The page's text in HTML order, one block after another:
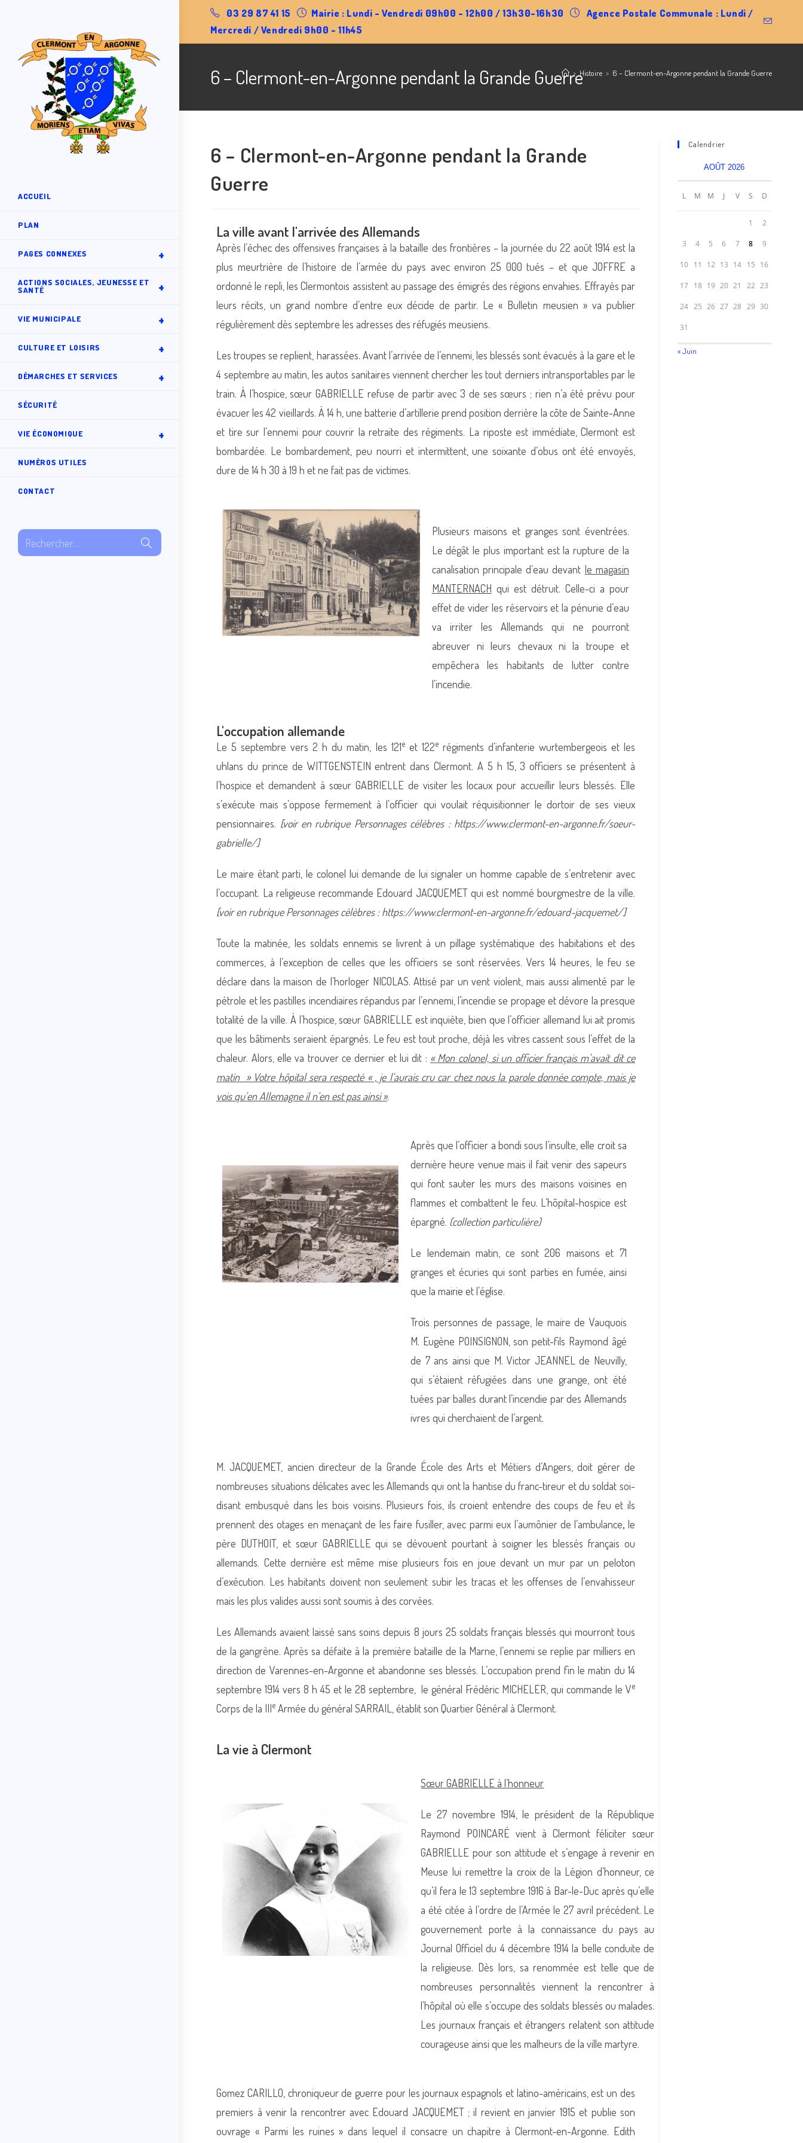
03 29 87 41 15 Mairie : Lundi - Vendredi 09h00 - 12h00 / 13h30-16h30
Agence Postale Communale : Lundi /
Mercredi / Vendredi 9h00 - 11h45
ACCUEIL
PLAN
PAGES CONNEXES
ACTIONS SOCIALES, JEUNESSE ET
SANTÉ
VIE MUNICIPALE
CULTURE ET LOISIRS
DÉMARCHES ET SERVICES
SÉCURITÉ
VIE ÉCONOMIQUE
NUMÉROS UTILES
CONTACT
Rechercher…
6 – Clermont-en-Argonne pendant la Grande Guerre
> Histoire > 6 – Clermont-en-Argonne pendant la Grande Guerre
6 – Clermont-en-Argonne pendant la Grande
Guerre
La ville avant l'arrivée des Allemands
Après l’échec des offensives françaises à la bataille des frontières – la journée du 22 août 1914 est la
plus meurtrière de l’histoire de l’armée du pays avec environ 25 000 tués – et que JOFFRE a
ordonné le repli, les Clermontois assistent au passage des émigrés des régions envahies. Effrayés par
leurs récits, un grand nombre d’entre eux décide de partir. Le « Bulletin meusien » va publier
régulièrement dès septembre les adresses des réfugiés meusiens.
Les troupes se replient, harassées. Avant l’arrivée de l’ennemi, les blessés sont évacués à la gare et le
4 septembre au matin, les autos sanitaires viennent chercher les tout derniers intransportables par le
train. À l’hospice, sœur GABRIELLE refuse de partir avec 3 de ses sœurs ; rien n’a été prévu pour
évacuer les 42 vieillards. À 14 h, une batterie d’artillerie prend position derrière la côte de Sainte-Anne
et tire sur l’ennemi pour couvrir la retraite des régiments. La riposte est immédiate, Clermont est
bombardée. Le bombardement, peu nourri et intermittent, une soixante d’obus ont été envoyés,
dure de 14 h 30 à 19 h et ne fait pas de victimes.
Plusieurs maisons et granges sont éventrées.
Le dégât le plus important est la rupture de la
canalisation principale d’eau devant le magasin
MANTERNACH qui est détruit. Celle-ci a pour
effet de vider les réservoirs et la pénurie d’eau
va irriter les Allemands qui ne pourront
abreuver ni leurs chevaux ni la troupe et
empêchera les habitants de lutter contre
l’incendie.
L'occupation allemande
Le 5 septembre vers 2 h du matin, les 121eet 122erégiments d’infanterie wurtembergeois et les
uhlans du prince de WITTGENSTEIN entrent dans Clermont. A 5 h 15, 3 officiers se présentent à
l’hospice et demandent à sœur GABRIELLE de visiter les locaux pour accueillir leurs blessés. Elle
s’exécute mais s’oppose fermement à l’officier qui voulait réquisitionner le dortoir de ses vieux
pensionnaires. [voir en rubrique Personnages célèbres : https://www.clermont-en-argonne.fr/soeur-
gabrielle/]
Le maire étant parti, le colonel lui demande de lui signaler un homme capable de s’entretenir avec
l’occupant. La religieuse recommande Edouard JACQUEMET qui est nommé bourgmestre de la ville.
[voir en rubrique Personnages célèbres : https://www.clermont-en-argonne.fr/edouard-jacquemet/]
Toute la matinée, les soldats ennemis se livrent à un pillage systématique des habitations et des
commerces, à l’exception de celles que les officiers se sont réservées. Vers 14 heures, le feu se
déclare dans la maison de l’horloger NICOLAS. Attisé par un vent violent, mais aussi alimenté par le
pétrole et les pastilles incendiaires répandus par l’ennemi, l’incendie se propage et dévore la presque
totalité de la ville. À l’hospice, sœur GABRIELLE est inquiète, bien que l’officier allemand lui ait promis
que les bâtiments seraient épargnés. Le feu est tout proche, déjà les vitres cassent sous l’effet de la
chaleur. Alors, elle va trouver ce dernier et lui dit : « Mon colonel, si un officier français m’avait dit ce
matin » Votre hôpital sera respecté « , je l’aurais cru car chez nous la parole donnée compte, mais je
vois qu’en Allemagne il n’en est pas ainsi ».
Après que l’officier a bondi sous l’insulte, elle croit sa
dernière heure venue mais il fait venir des sapeurs
qui font sauter les murs des maisons voisines en
flammes et combattent le feu. L’hôpital-hospice est
épargné. (collection particulière)
Le lendemain matin, ce sont 206 maisons et 71
granges et écuries qui sont parties en fumée, ainsi
que la mairie et l’église.
Trois personnes de passage, le maire de Vauquois
M. Eugène POINSIGNON, son petit-fils Raymond âgé
de 7 ans ainsi que M. Victor JEANNEL de Neuvilly,
qui s’étaient réfugiées dans une grange, ont été
tuées par balles durant l’incendie par des Allemands
ivres qui cherchaient de l’argent.
M. JACQUEMET, ancien directeur de la Grande École des Arts et Métiers d’Angers, doit gérer de
nombreuses situations délicates avec les Allemands qui ont la hantise du franc-tireur et du soldat soi-
disant embusqué dans les bois voisins. Plusieurs fois, ils croient entendre des coups de feu et ils
prennent des otages en menaçant de les faire fusiller, avec parmi eux l’aumônier de l’ambulance, le
père DUTHOIT, et sœur GABRIELLE qui se dévouent pourtant à soigner les blessés français ou
allemands. Cette dernière est même mise plusieurs fois en joue devant un mur par un peloton
d’exécution. Les habitants doivent non seulement subir les tracas et les offenses de l’envahisseur
mais les plus valides aussi sont soumis à des corvées.
Les Allemands avaient laissé sans soins depuis 8 jours 25 soldats français blessés qui mourront tous
de la gangrène. Après sa défaite à la première bataille de la Marne, l’ennemi se replie par milliers en
direction de Varennes-en-Argonne et abandonne ses blessés. L’occupation prend fin le matin du 14
septembre 1914 vers 8 h 45 et le 28 septembre, le général Frédéric MICHELER, qui commande le Ve
Corps de la IIIe Armée du général SARRAIL, établit son Quartier Général à Clermont.
La vie à Clermont
Sœur GABRIELLE à l’honneur
Le 27 novembre 1914, le président de la République
Raymond POINCARÉ vient à Clermont féliciter sœur
GABRIELLE pour son attitude et s’engage à revenir en
Meuse lui remettre la croix de la Légion d’honneur, ce
qu’il fera le 13 septembre 1916 à Bar-le-Duc après qu’elle
a été citée à l’ordre de l’Armée le 27 avril précédent. Le
gouvernement porte à la connaissance du pays au
Journal Officiel du 4 décembre 1914 la belle conduite de
la religieuse. Dès lors, sa renommée est telle que de
nombreuses personnalités viennent la rencontrer à
l’hôpital où elle s’occupe des soldats blessés ou malades.
Les journaux français et étrangers relatent son attitude
courageuse ainsi que les malheurs de la ville martyre.
Gomez CARILLO, chroniqueur de guerre pour les journaux espagnols et latino-américains, est un des
premiers à venir la rencontrer avec Edouard JACQUEMET ; il revient en janvier 1915 et publie son
ouvrage « Parmi les ruines » dans lequel il consacre un chapitre à Clermont-en-Argonne. Edith
Calendrier
AOÛT 2026
L M M J V S D
1 2
3 4 5 6 7 8 9
10 11 12 13 14 15 16
17 18 19 20 21 22 23
24 25 26 27 28 29 30
31
« Juin